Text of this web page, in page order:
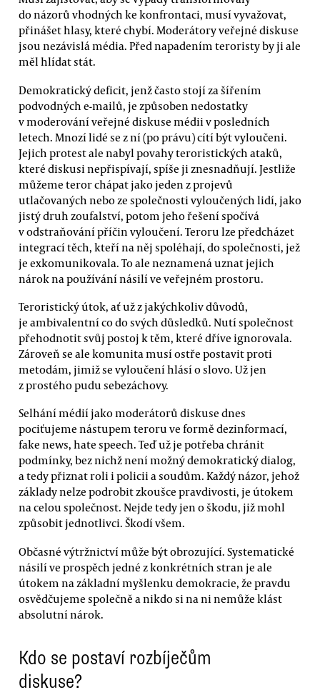
do názorů vhodných ke konfrontaci, musí vyvažovat,
přinášet hlasy, které chybí. Moderátory veřejné diskuse
jsou nezávislá média. Před napadením teroristy by ji ale
měl hlídat stát.
Demokratický deficit, jenž často stojí za šířením
podvodných e-mailů, je způsoben nedostatky
v moderování veřejné diskuse médii v posledních
letech. Mnozí lidé se z ní (po právu) cítí být vyloučeni.
Jejich protest ale nabyl povahy teroristických ataků,
které diskusi nepřispívají, spíše ji znesnadňují. Jestliže
můžeme teror chápat jako jeden z projevů
utlačovaných nebo ze společnosti vyloučených lidí, jako
jistý druh zoufalství, potom jeho řešení spočívá
v odstraňování příčin vyloučení. Teroru lze předcházet
integrací těch, kteří na něj spoléhají, do společnosti, jež
je exkomunikovala. To ale neznamená uznat jejich
nárok na používání násilí ve veřejném prostoru.
Teroristický útok, ať už z jakýchkoliv důvodů,
je ambivalentní co do svých důsledků. Nutí společnost
přehodnotit svůj postoj k těm, které dříve ignorovala.
Zároveň se ale komunita musí ostře postavit proti
metodám, jimiž se vyloučení hlásí o slovo. Už jen
z prostého pudu sebezáchovy.
Selhání médií jako moderátorů diskuse dnes
pociťujeme nástupem teroru ve formě dezinformací,
fake news, hate speech. Teď už je potřeba chránit
podmínky, bez nichž není možný demokratický dialog,
a tedy přiznat roli i policii a soudům. Každý názor, jehož
základy nelze podrobit zkoušce pravdivosti, je útokem
na celou společnost. Nejde tedy jen o škodu, již mohl
způsobit jednotlivci. Škodí všem.
Občasné výtržnictví může být obrozující. Systematické
násilí ve prospěch jedné z konkrétních stran je ale
útokem na základní myšlenku demokracie, že pravdu
osvědčujeme společně a nikdo si na ni nemůže klást
absolutní nárok.
Kdo se postaví rozbíječům
diskuse?